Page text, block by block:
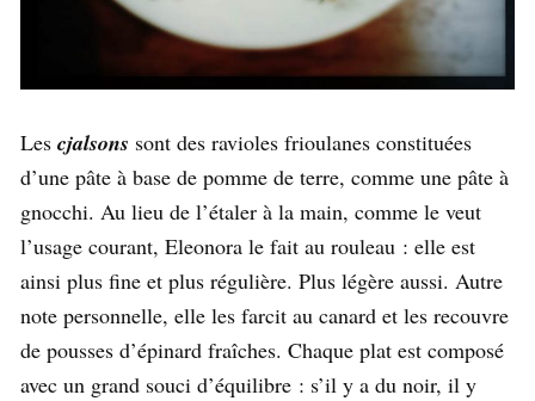
Les cjalsons sont des ravioles frioulanes constituées
d’une pâte à base de pomme de terre, comme une pâte à
gnocchi. Au lieu de l’étaler à la main, comme le veut
l’usage courant, Eleonora le fait au rouleau : elle est
ainsi plus fine et plus régulière. Plus légère aussi. Autre
note personnelle, elle les farcit au canard et les recouvre
de pousses d’épinard fraîches. Chaque plat est composé
avec un grand souci d’équilibre : s’il y a du noir, il y